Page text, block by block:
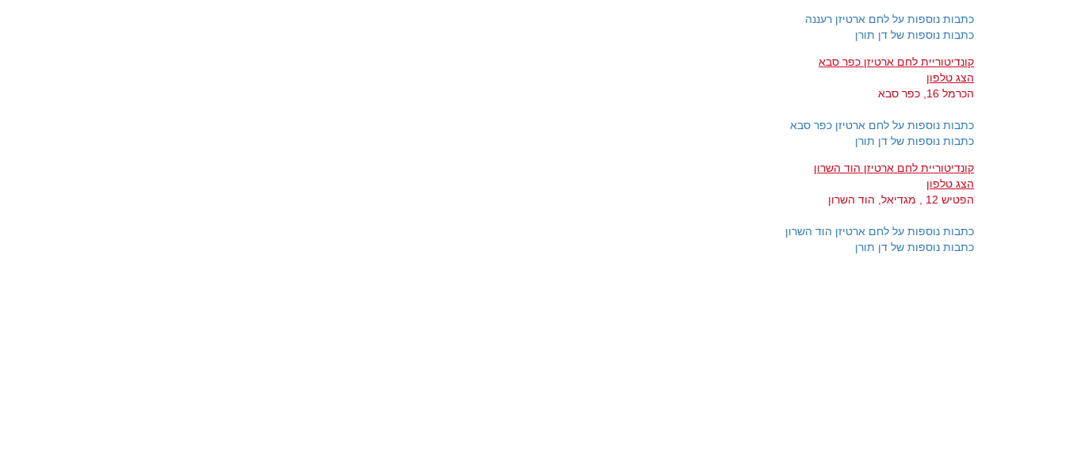
כתבות נוספות על לחם ארטיזן רעננה
כתבות נוספות של דן תורן
קונדיטוריית לחם ארטיזן כפר סבא
הצג טלפון
הכרמל 16, כפר סבא
כתבות נוספות על לחם ארטיזן כפר סבא
כתבות נוספות של דן תורן
קונדיטוריית לחם ארטיזן הוד השרון
הצג טלפון
הפטיש 12 , מגדיאל, הוד השרון
כתבות נוספות על לחם ארטיזן הוד השרון
כתבות נוספות של דן תורן